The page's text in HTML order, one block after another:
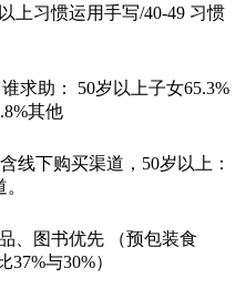
上习惯运用手写/40-49 习惯
求助： 50岁以上子女65.3%
其他
线下购买渠道，50岁以上：
、图书优先 （预包装食
与30%）